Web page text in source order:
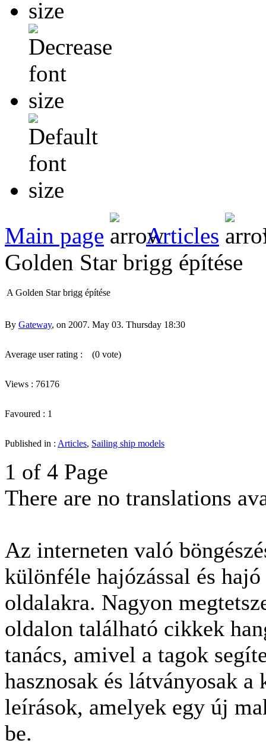
Main page Articles
Golden Star brigg építése
A Golden Star brigg építése
By Gateway, on 2007. May 03. Thursday 18:30
Average user rating : (0 vote)
Views : 76176
Favoured : 1
Published in : Articles, Sailing ship models
1 of 4 Page
There are no translations
Az interneten való
különféle hajózással és
oldalakra. Nagyon
oldalon található cikkek
tanács, amivel a tagok
hasznosak és látványosak
leírások, amelyek egy új
be.